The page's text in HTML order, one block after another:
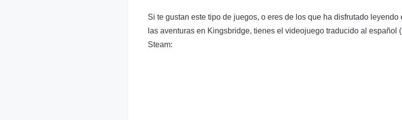
Si te gustan este tipo de juegos, o eres de los que ha disfrutado
las aventuras en Kingsbridge, tienes el videojuego traducido al español
Steam: